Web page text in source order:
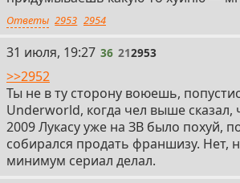
Ответы 2953 2954
36
31 июля, 19:27 36 212953
>>2952
Ты не в ту сторону воюешь,
Underworld, когда чел выше сказал,
2009 Лукасу уже на ЗВ было похуй,
собирался продать франшизу. Нет,
минимум сериал делал.